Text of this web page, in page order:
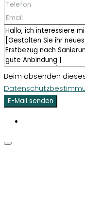
Beim absenden
E-Mail senden